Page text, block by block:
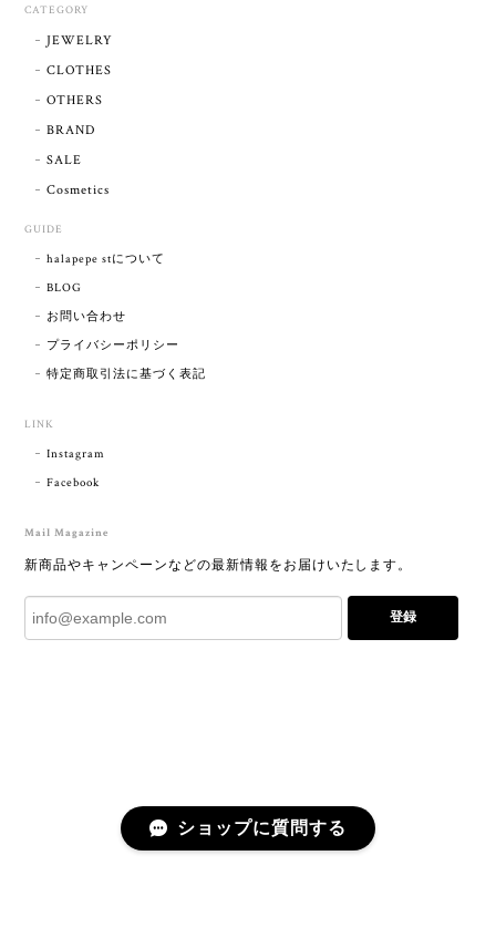
CATEGORY
JEWELRY
CLOTHES
OTHERS
BRAND
SALE
Cosmetics
GUIDE
halapepe stについて
BLOG
お問い合わせ
プライバシーポリシー
特定商取引法に基づく表記
LINK
Instagram
Facebook
Mail Magazine
新商品やキャンペーンなどの最新情報をお届けいたします。
登録
ショップに質問する